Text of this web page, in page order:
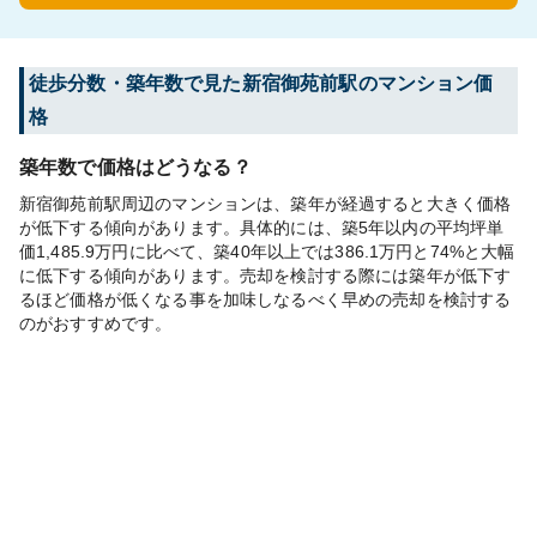
徒歩分数・築年数で見た新宿御苑前駅のマンション価
格
築年数で価格はどうなる？
新宿御苑前駅周辺のマンションは、築年が経過すると大きく価格
が低下する傾向があります。具体的には、築5年以内の平均坪単
価1,485.9万円に比べて、築40年以上では386.1万円と74%と大幅
に低下する傾向があります。売却を検討する際には築年が低下す
るほど価格が低くなる事を加味しなるべく早めの売却を検討する
のがおすすめです。